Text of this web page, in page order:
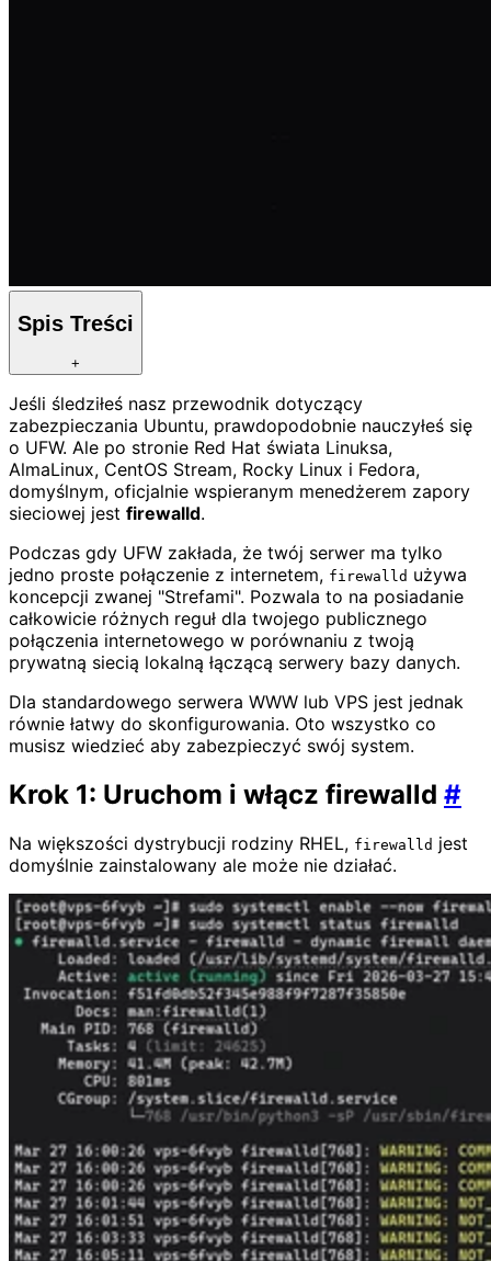
Spis Treści
+
Jeśli śledziłeś nasz przewodnik dotyczący
zabezpieczania Ubuntu, prawdopodobnie nauczyłeś się
o UFW. Ale po stronie Red Hat świata Linuksa,
AlmaLinux, CentOS Stream, Rocky Linux i Fedora,
domyślnym, oficjalnie wspieranym menedżerem zapory
sieciowej jest firewalld.
Podczas gdy UFW zakłada, że twój serwer ma tylko
jedno proste połączenie z internetem, firewalld używa
koncepcji zwanej "Strefami". Pozwala to na posiadanie
całkowicie różnych reguł dla twojego publicznego
połączenia internetowego w porównaniu z twoją
prywatną siecią lokalną łączącą serwery bazy danych.
Dla standardowego serwera WWW lub VPS jest jednak
równie łatwy do skonfigurowania. Oto wszystko co
musisz wiedzieć aby zabezpieczyć swój system.
Krok 1: Uruchom i włącz firewalld #
Na większości dystrybucji rodziny RHEL, firewalld jest
domyślnie zainstalowany ale może nie działać.